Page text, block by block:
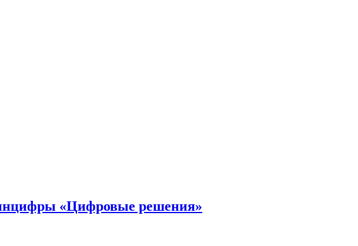
«Цифровые решения»